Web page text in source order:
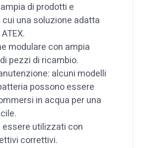
di prodotti e
una soluzione adatta
modulare con ampia
pezzi di ricambio.
alcuni modelli
possono essere
in acqua per una
essere utilizzati con
correttivi.